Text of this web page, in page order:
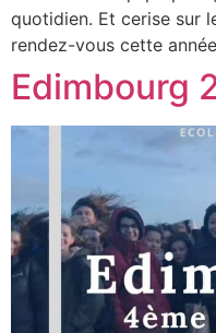
quotidien. Et cerise sur
rendez-vous cette
Edimbourg